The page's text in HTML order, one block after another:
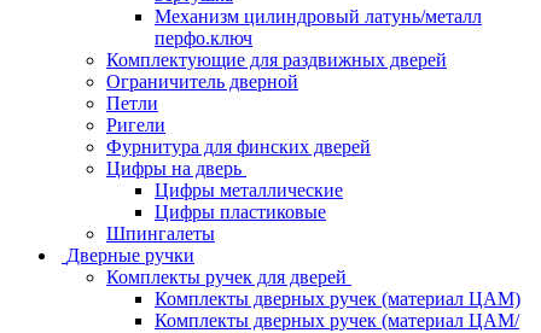
Механизм цилиндровый латунь/металл
перфо.ключ
Комплектующие для раздвижных дверей
Ограничитель дверной
Петли
Ригели
Фурнитура для финских дверей
Цифры на дверь
Цифры металлические
Цифры пластиковые
Шпингалеты
Дверные ручки
Комплекты ручек для дверей
Комплекты дверных ручек (материал ЦАМ)
Комплекты дверных ручек (материал ЦАМ/